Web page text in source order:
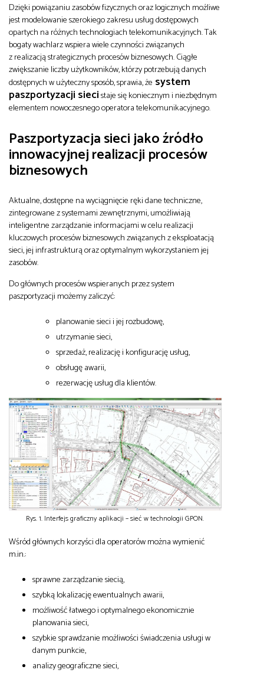
Dzięki powiązaniu zasobów fizycznych oraz logicznych możliwe
jest modelowanie szerokiego zakresu usług dostępowych
opartych na różnych technologiach telekomunikacyjnych. Tak
bogaty wachlarz wspiera wiele czynności związanych
z realizacją strategicznych procesów biznesowych. Ciągłe
zwiększanie liczby użytkowników, którzy potrzebują danych
dostępnych w użyteczny sposób, sprawia, że system
paszportyzacji siecistaje się koniecznym i niezbędnym
elementem nowoczesnego operatora telekomunikacyjnego.
Paszportyzacja sieci jako źródło
innowacyjnej realizacji procesów
biznesowych
Aktualne, dostępne na wyciągnięcie ręki dane techniczne,
zintegrowane z systemami zewnętrznymi, umożliwiają
inteligentne zarządzanie informacjami w celu realizacji
kluczowych procesów biznesowych związanych z eksploatacją
sieci, jej infrastrukturą oraz optymalnym wykorzystaniem jej
zasobów.
Do głównych procesów wspieranych przez system
paszportyzacji możemy zaliczyć:
planowanie sieci i jej rozbudowę,
utrzymanie sieci,
sprzedaż, realizację i konfigurację usług,
obsługę awarii,
rezerwację usług dla klientów.
Rys. 1. Interfejs graficzny aplikacji – sieć w technologii GPON.
Wśród głównych korzyści dla operatorów można wymienić
m.in.:
sprawne zarządzanie siecią,
szybką lokalizację ewentualnych awarii,
możliwość łatwego i optymalnego ekonomicznie
planowania sieci,
szybkie sprawdzanie możliwości świadczenia usługi w
danym punkcie,
analizy geograficzne sieci,